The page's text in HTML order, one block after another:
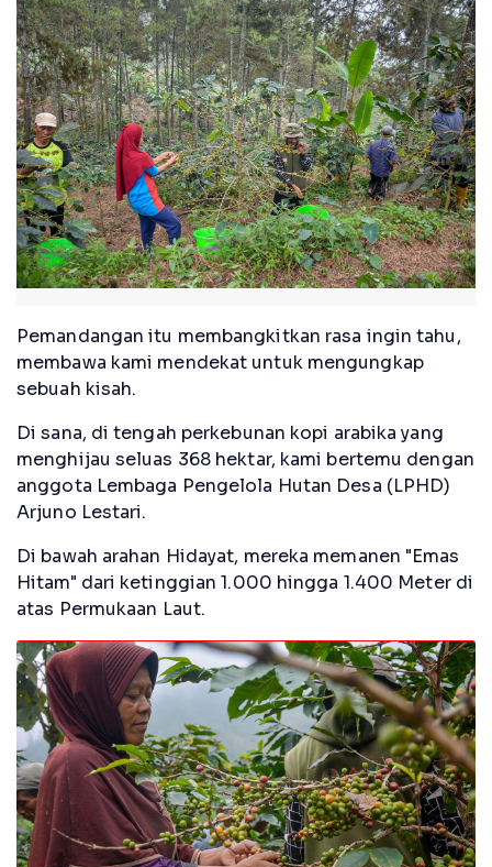
Pemandangan itu membangkitkan rasa ingin tahu,
membawa kami mendekat untuk mengungkap
sebuah kisah.
Di sana, di tengah perkebunan kopi arabika yang
menghijau seluas 368 hektar, kami bertemu dengan
anggota Lembaga Pengelola Hutan Desa (LPHD)
Arjuno Lestari.
Di bawah arahan Hidayat, mereka memanen "Emas
Hitam" dari ketinggian 1.000 hingga 1.400 Meter di
atas Permukaan Laut.